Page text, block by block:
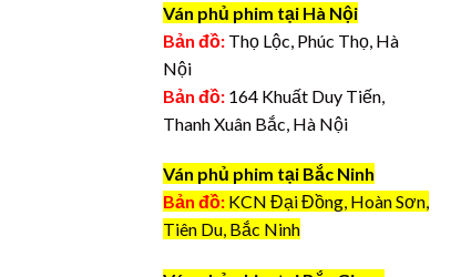
Ván phủ phim tại Hà Nội
Bản đồ: Thọ Lộc, Phúc Thọ, Hà
Nội
Bản đồ: 164 Khuất Duy Tiến,
Thanh Xuân Bắc, Hà Nội
Ván phủ phim tại Bắc Ninh
Bản đồ: KCN Đại Đồng, Hoàn Sơn,
Tiên Du, Bắc Ninh